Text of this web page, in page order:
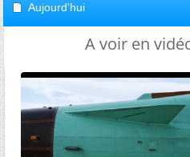
Aujourd'hui
A voir en